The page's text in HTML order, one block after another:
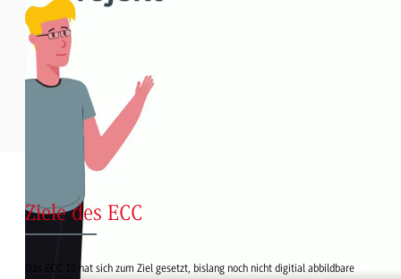
Ziele des ECC
Das ECC 10 hat sich zum Ziel gesetzt, bislang noch nicht digitial abbildbare